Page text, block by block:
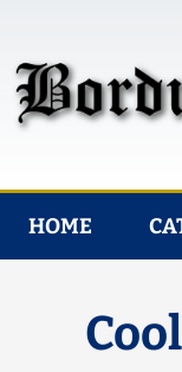
HOME